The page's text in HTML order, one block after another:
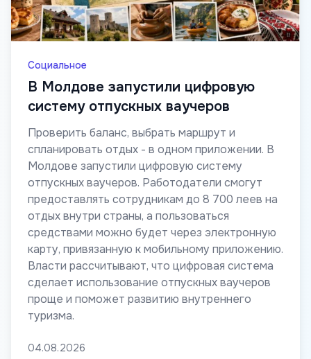
Социальное
В Молдове запустили цифровую
систему отпускных ваучеров
Проверить баланс, выбрать маршрут и
спланировать отдых - в одном приложении. В
Молдове запустили цифровую систему
отпускных ваучеров. Работодатели смогут
предоставлять сотрудникам до 8 700 леев на
отдых внутри страны, а пользоваться
средствами можно будет через электронную
карту, привязанную к мобильному приложению.
Власти рассчитывают, что цифровая система
сделает использование отпускных ваучеров
проще и поможет развитию внутреннего
туризма.
04.08.2026